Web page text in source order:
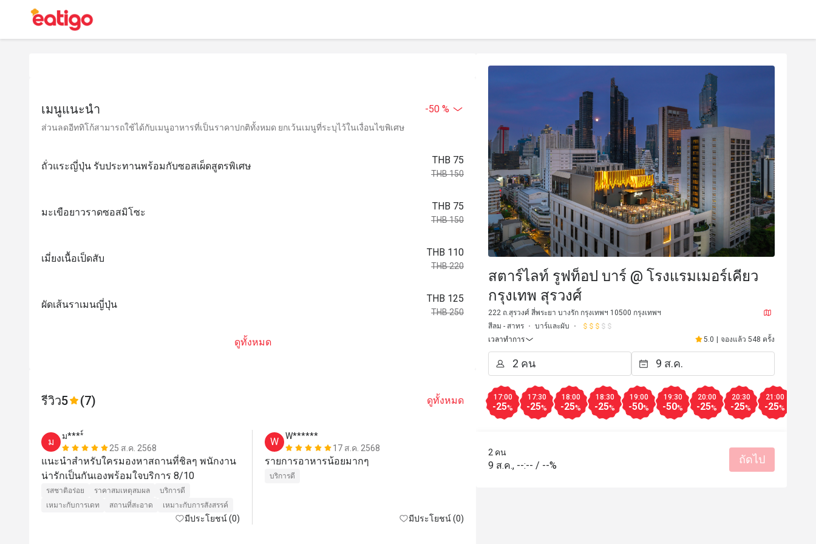
เมนูแนะนำ -50 %
ส่วนลดอีททิโก้สามารถใช้ได้กับเมนูอาหารที่เป็นราคาปกติทั้งหมด ยกเว้นเมนูที่ระบุไว้ในเงื่อนไขพิเศษ
ถั่วแระญี่ปุ่น รับประทานพร้อมกับซอสเผ็ดสูตรพิเศษ
THB 75
THB 150
มะเขือยาวราดซอสมิโซะ
THB 75
THB 150
เมี่ยงเนื้อเป็ดสับ
THB 110
THB 220
ผัดเส้นราเมนญี่ปุ่น
THB 125
THB 250
ดูทั้งหมด
รีวิว5 (7) ดูทั้งหมด
ม
ม****์
25 ส.ค. 2568
แนะนำสำหรับใครมองหาสถานที่ชิลๆ พนักงาน
น่ารักเป็นกันเองพร้อมใจบริการ 8/10
รสชาติอร่อย ราคาสมเหตุสมผล
บริการดี
เหมาะกับการเดท
สถานที่สะอาด เหมาะกับการสังสรรค์
มีประโยชน์ (0)
W
W******
17 ส.ค. 2568
รายการอาหารน้อยมากๆ
บริการดี
มีประโยชน์ (0)
very good รสชาติอร่อย
ราคาสมเหตุสม
สตาร์ไลท์ รูฟท็อป บาร์ @ โรงแรมเมอร์เคียว
กรุงเทพ สุรวงศ์
222 ถ.สุรวงศ์ สี่พระยา บางรัก กรุงเทพฯ 10500 กรุงเทพฯ
สีลม - สาทร
บาร์และผับ
เวลาทำการ
5.0 | จองแล้ว 548 ครั้ง
17:00
-25%
17:30
-25%
18:00
-25%
18:30
-25%
19:00
-50%
19:30
-50%
20:00
-25%
20:30
-25%
21:00
-25%
2 คน
9 ส.ค., --:-- / --% ถัดไป